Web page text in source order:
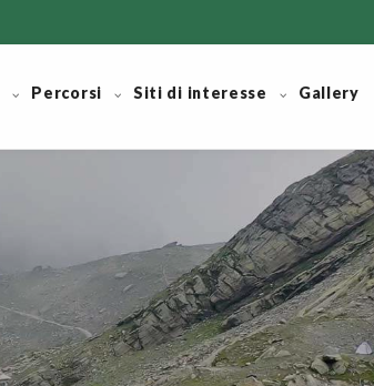
Percorsi Siti di interesse Gallery